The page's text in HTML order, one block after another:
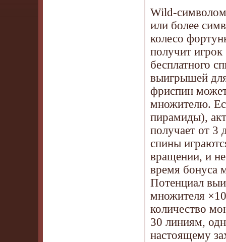
Wild-символом
или более
колесо
получит
бесплатного
выигрышей
фриспин
множителю.
пирамиды),
получает от 3
спины
вращении, и
время бонуса
Потенциал
множителя
количество
30 линиям,
настоящему